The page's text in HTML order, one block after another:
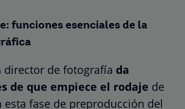
funciones esenciales de la
director de fotografía da
de que empiece el rodaje de
esta fase de preproducción del